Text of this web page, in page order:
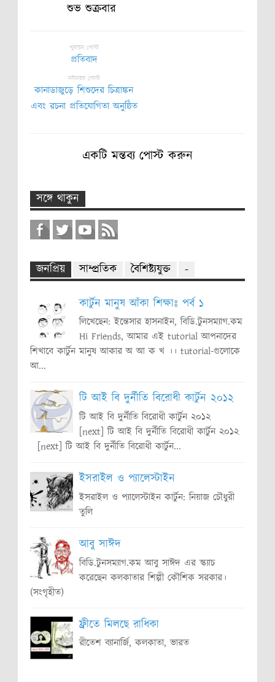
শুভ শুক্রবার
পুরাতন পোস্ট
প্রতিবাদ
নবীনতর পোস্ট
কানাডাজুড়ে শিশুদের চিত্রাঙ্কন
এবং রচনা প্রতিযোগিতা অনুষ্ঠিত
একটি মন্তব্য পোস্ট করুন
সঙ্গে থাকুন
জনপ্রিয় সাম্প্রতিক বৈশিষ্ট্যযুক্ত -
কার্টুন মানুষ আঁকা শিক্ষাঃ পর্ব ১
লিখেছেন: ইন্তেসার হাসনাইন, বিডি.টুনসম্যাগ.কম
Hi Friends, আমার এই tutorial আপনাদের
শিখাবে কার্টুন মানুষ আকার অ আ ক খ ।। tutorial-গুলোকে
আ...
টি আই বি দুর্নীতি বিরোধী কার্টুন ২০১২
টি আই বি দুর্নীতি বিরোধী কার্টুন ২০১২
[next] টি আই বি দুর্নীতি বিরোধী কার্টুন ২০১২
[next] টি আই বি দুর্নীতি বিরোধী কার্টুন...
ইসরাইল ও প্যালেস্টাইন
ইসরাইল ও প্যালেস্টাইন কার্টুন: নিয়াজ চৌধুরী
তুলি
আবু সাঈদ
বিডি.টুনসম্যাগ.কম আবু সাঈদ এর স্ক্যাচ
করেছেন কলকাতার শিল্পী কৌশিক সরকার।
(সংগৃহীত)
ফ্রীতে মিলছে রাধিকা
রীতেশ ব্যানার্জি, কলকাতা, ভারত